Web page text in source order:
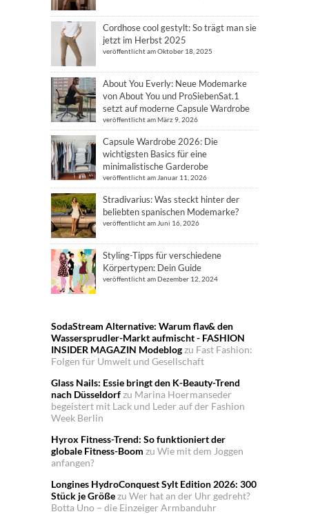
Cordhose cool gestylt: So trägt man sie
jetzt im Herbst 2025
veröffentlicht am Oktober 18, 2025
About You Everly: Neue Modemarke
von About You und ProSiebenSat.1
setzt auf moderne Capsule Wardrobe
veröffentlicht am März 9, 2026
Capsule Wardrobe 2026: Die
wichtigsten Basics für eine
minimalistische Garderobe
veröffentlicht am Januar 11, 2026
Stradivarius: Was steckt hinter der
beliebten spanischen Modemarke?
veröffentlicht am Juni 16, 2026
Styling-Tipps für verschiedene
Körpertypen: Dein Guide
veröffentlicht am Dezember 12, 2024
SodaStream Alternative: Warum flav& den
Wassersprudler-Markt aufmischt - FASHION
INSIDER MAGAZIN Modeblogzu Fast Fashion:
Folgen für Umwelt und Gesellschaft
Glass Nails: Essie bringt den K-Beauty-Trend
nach Düsseldorfzu Marina Hoermanseder
begeistert mit Lack und Leder auf der Fashion
Week Berlin
Hyrox Fitness-Trend: So funktioniert der
globale Fitness-Boom zu Wie mit dem Joggen
anfangen?
Longines HydroConquest Sylt Edition 2026: 300
Stück je Größezu Wer hat an der Uhr gedreht?
Botta Uno – die Einzeiger Armbanduhr